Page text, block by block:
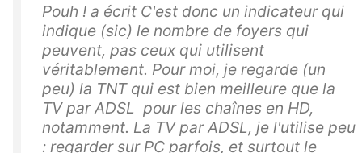
Pouh ! a écrit C'est donc un indicateur qui
indique (sic) le nombre de foyers qui
peuvent, pas ceux qui utilisent
véritablement. Pour moi, je regarde (un
peu) la TNT qui est bien meilleure que la
TV par ADSL pour les chaînes en HD,
notamment. La TV par ADSL, je l'utilise peu
: regarder sur PC parfois, et surtout le